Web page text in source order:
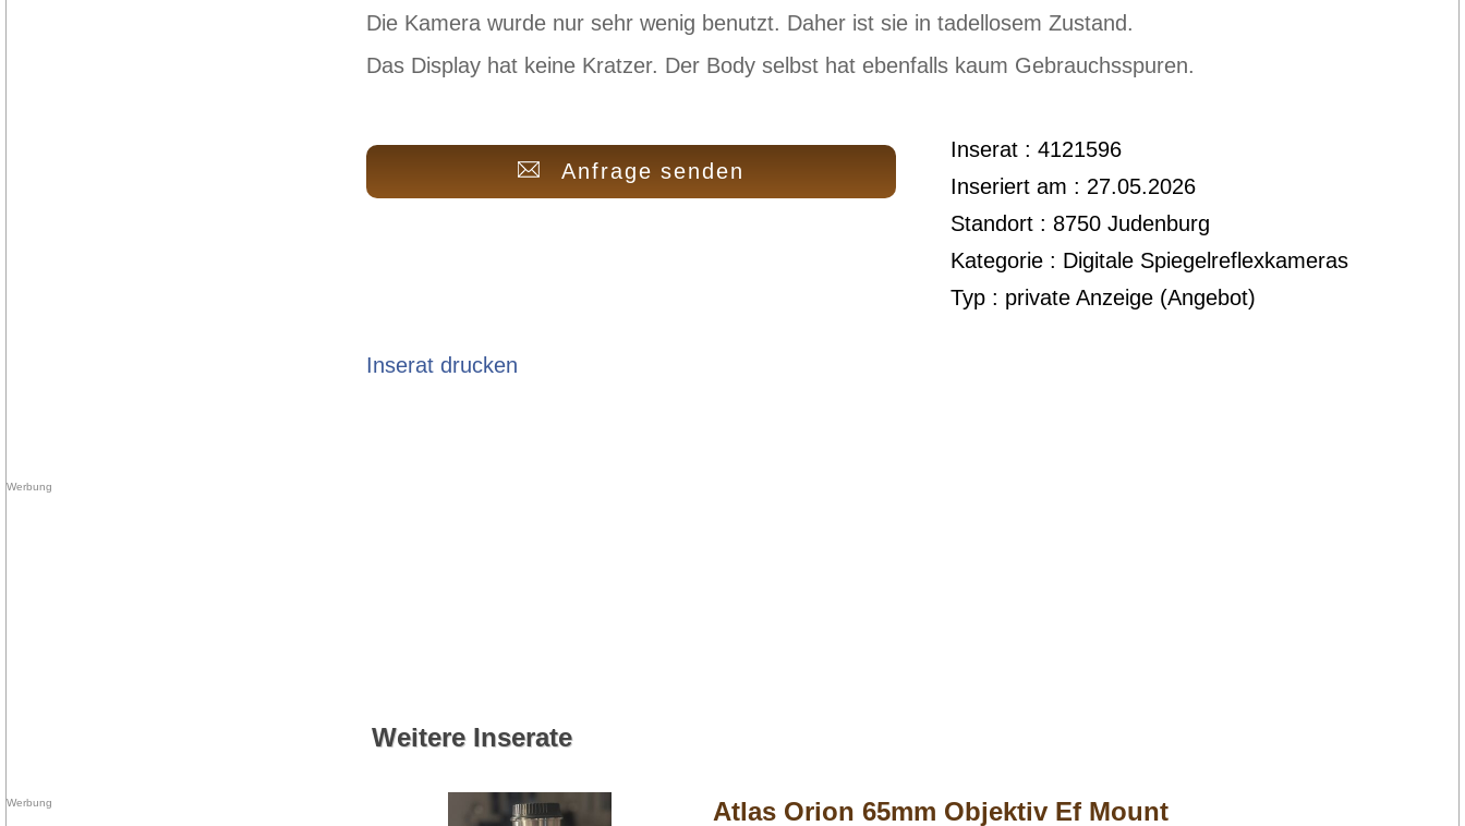
Die Kamera wurde nur sehr wenig benutzt. Daher ist sie in tadellosem Zustand.
Das Display hat keine Kratzer. Der Body selbst hat ebenfalls kaum Gebrauchsspuren.
Anfrage senden
Inserat : 4121596
Inseriert am : 27.05.2026
Standort : 8750 Judenburg
Kategorie : Digitale Spiegelreflexkameras
Typ : private Anzeige (Angebot)
Inserat drucken
Weitere Inserate
Atlas Orion 65mm Objektiv Ef Mount